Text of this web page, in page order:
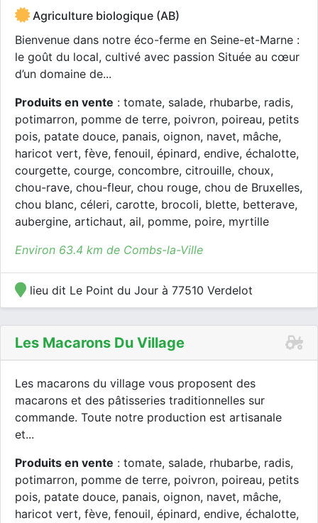
Agriculture biologique (AB)
Bienvenue dans notre éco-ferme en Seine-et-Marne :
le goût du local, cultivé avec passion Située au cœur
d’un domaine de...
Produits en vente : tomate, salade, rhubarbe, radis,
potimarron, pomme de terre, poivron, poireau, petits
pois, patate douce, panais, oignon, navet, mâche,
haricot vert, fève, fenouil, épinard, endive, échalotte,
courgette, courge, concombre, citrouille, choux,
chou-rave, chou-fleur, chou rouge, chou de Bruxelles,
chou blanc, céleri, carotte, brocoli, blette, betterave,
aubergine, artichaut, ail, pomme, poire, myrtille
Environ 63.4 km de Combs-la-Ville
lieu dit Le Point du Jour à 77510 Verdelot
Les Macarons Du Village
Les macarons du village vous proposent des
macarons et des pâtisseries traditionnelles sur
commande. Toute notre production est artisanale
et...
Produits en vente : tomate, salade, rhubarbe, radis,
potimarron, pomme de terre, poivron, poireau, petits
pois, patate douce, panais, oignon, navet, mâche,
haricot vert, fève, fenouil, épinard, endive, échalotte,